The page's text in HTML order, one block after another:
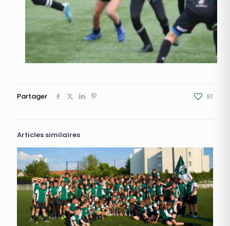
Partager 81
Articles similaires